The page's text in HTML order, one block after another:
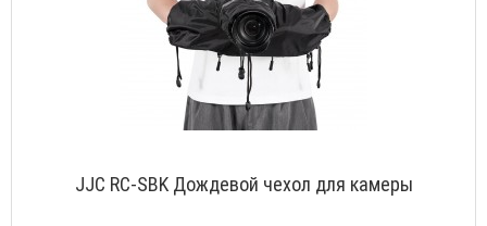
JJC RC-SBK Дождевой чехол для камеры